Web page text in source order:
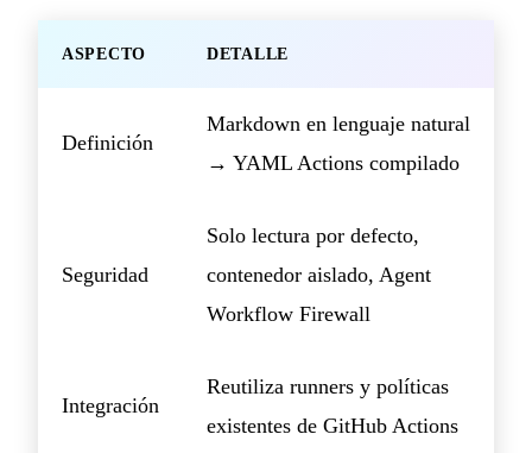
ASPECTO DETALLE
Definición
Markdown en lenguaje natural
→ YAML Actions compilado
Seguridad
Solo lectura por defecto,
contenedor aislado, Agent
Workflow Firewall
Integración
Reutiliza runners y políticas
existentes de GitHub Actions